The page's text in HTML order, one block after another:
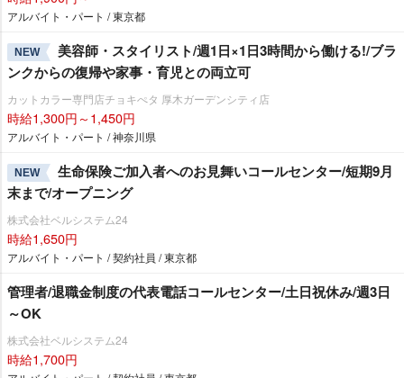
アルバイト・パート / 東京都
NEW
美容師・スタイリスト/週1日×1日3時間から働ける!/ブラ
ンクからの復帰や家事・育児との両立可
カットカラー専門店チョキぺタ 厚木ガーデンシティ店
時給1,300円～1,450円
アルバイト・パート / 神奈川県
NEW
生命保険ご加入者へのお見舞いコールセンター/短期9月
末まで/オープニング
株式会社ベルシステム24
時給1,650円
アルバイト・パート / 契約社員 / 東京都
管理者/退職金制度の代表電話コールセンター/土日祝休み/週3日
～OK
株式会社ベルシステム24
時給1,700円